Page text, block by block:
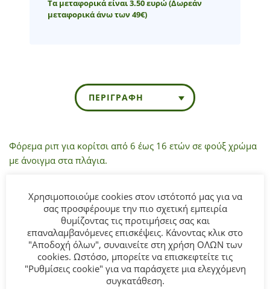
Τα μεταφορικά είναι 3.50 ευρώ(Δωρεάν
μεταφορικά άνω των 49€)
ΠΕΡΙΓΡΑΦΉ
Φόρεμα ριπ για κορίτσι από 6 έως 16 ετών σε φούξ χρώμα
με άνοιγμα στα πλάγια.
ΣΥΜΒΟΥΛΕΣ
Πλένεται στο πλυντήριο στους 30°C.
ΣΧΕΤΙΚΆ ΠΡΟΪΌΝΤΑ
Χρησιμοποιούμε cookies στον ιστότοπό μας για να
σας προσφέρουμε την πιο σχετική εμπειρία
θυμίζοντας τις προτιμήσεις σας και
επαναλαμβανόμενες επισκέψεις. Κάνοντας κλικ στο
"Αποδοχή όλων", συναινείτε στη χρήση ΟΛΩΝ των
cookies. Ωστόσο, μπορείτε να επισκεφτείτε τις
"Ρυθμίσεις cookie" για να παράσχετε μια ελεγχόμενη
συγκατάθεση.